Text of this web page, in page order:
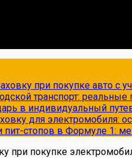
при покупке авто с
транспорт:
в индивидуальный
для электромобиля:
пит-стопов в Формуле 1:
при покупке